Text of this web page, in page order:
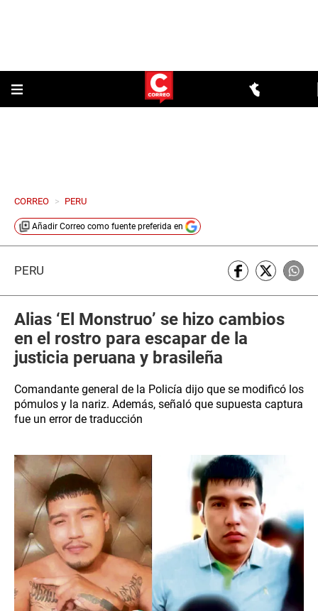
CORREO > PERU
Añadir Correo como fuente preferida en
PERÚ
Alias ‘El Monstruo’ se hizo cambios
en el rostro para escapar de la
justicia peruana y brasileña
Comandante general de la Policía dijo que se modificó los
pómulos y la nariz. Además, señaló que supuesta captura
fue un error de traducción